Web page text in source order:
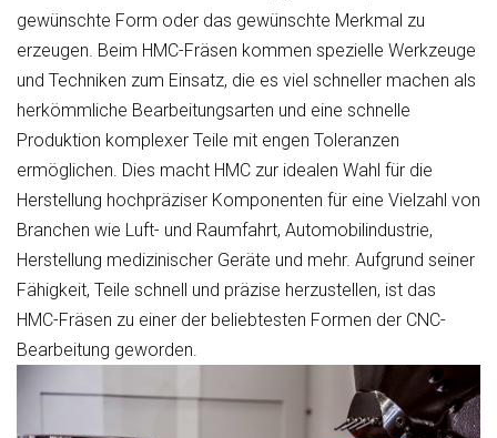
gewünschte Form oder das gewünschte Merkmal zu
erzeugen. Beim HMC-Fräsen kommen spezielle Werkzeuge
und Techniken zum Einsatz, die es viel schneller machen als
herkömmliche Bearbeitungsarten und eine schnelle
Produktion komplexer Teile mit engen Toleranzen
ermöglichen. Dies macht HMC zur idealen Wahl für die
Herstellung hochpräziser Komponenten für eine Vielzahl von
Branchen wie Luft- und Raumfahrt, Automobilindustrie,
Herstellung medizinischer Geräte und mehr. Aufgrund seiner
Fähigkeit, Teile schnell und präzise herzustellen, ist das
HMC-Fräsen zu einer der beliebtesten Formen der CNC-
Bearbeitung geworden.